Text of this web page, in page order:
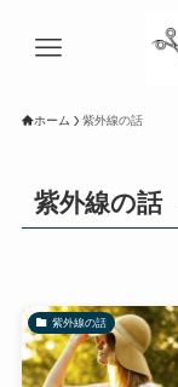
ホーム 紫外線の話
紫外線の話
紫外線の話